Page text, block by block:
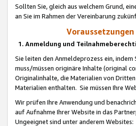
Sollten Sie, gleich aus welchem Grund,
an Sie im Rahmen der Vereinbarung
1. Anmeldung und
Sie leiten den Anmeldeprozess ein,
muss/müssen originäre Inhalte (original
Originalinhalte, die Materialien von
Materialien enthalten. Sie müssen Ihre
Wir prüfen Ihre Anwendung und
auf Aufnahme Ihrer Website in das
Ungeeignet sind unter anderem Websites: